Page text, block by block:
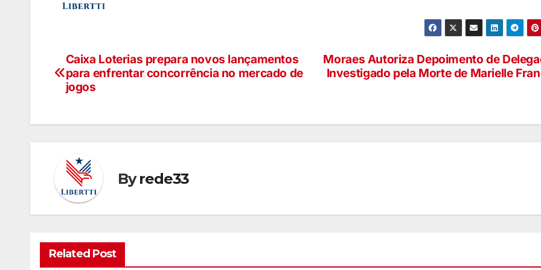
Moraes Autoriza Depoimento de
Investigado pela Morte de Marielle
Caixa Loterias prepara novos lançamentos
para enfrentar concorrência no mercado de
jogos
Byrede33
Related Post